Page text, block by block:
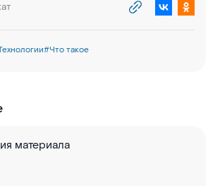
#Что такое